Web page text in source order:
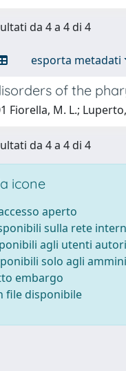
da 4 a 4 di 4
esporta metadati
of the
Fiorella, M. L.;
da 4 a 4 di 4
icone
aperto
sulla rete
agli utenti
solo agli
embargo
file disponibile